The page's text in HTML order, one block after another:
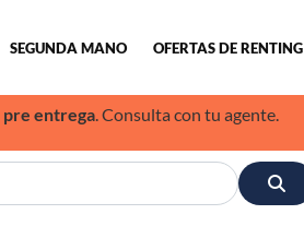
SEGUNDA MANO OFERTAS DE RENTING
pre entrega. Consulta con tu agente.